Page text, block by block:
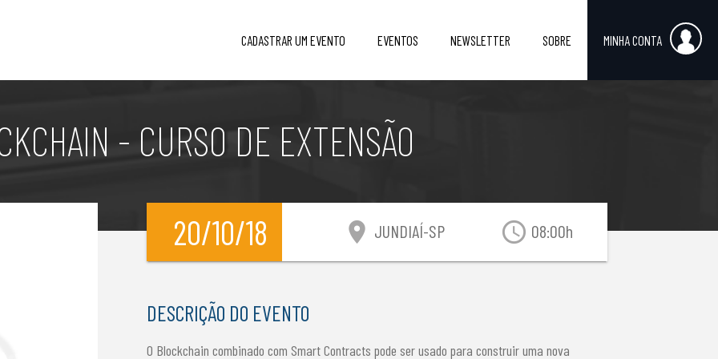
CADASTRAR UM EVENTO EVENTOS NEWSLETTER SOBRE MINHA CONTA
- CURSO DE EXTENSÃO
20/10/18 access_time 08:00h
location_on JUNDIAÍ-SP
DESCRIÇÃO DO EVENTO
O Blockchain combinado com Smart Contracts pode ser usado para construir uma nova